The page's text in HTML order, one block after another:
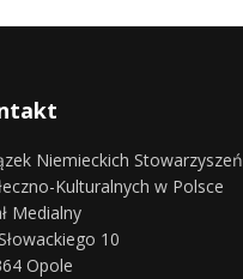
Niemieckich Stowarzyszeń
Kulturalnych w Polsce
Medialny
10
Opole